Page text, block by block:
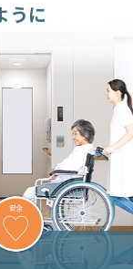
うに